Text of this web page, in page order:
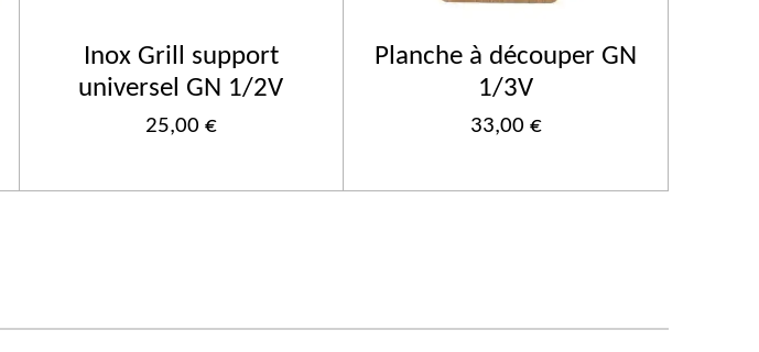
Inox Grill support
universel GN 1/2V
25,00 €
Planche à découper GN
1/3V
33,00 €